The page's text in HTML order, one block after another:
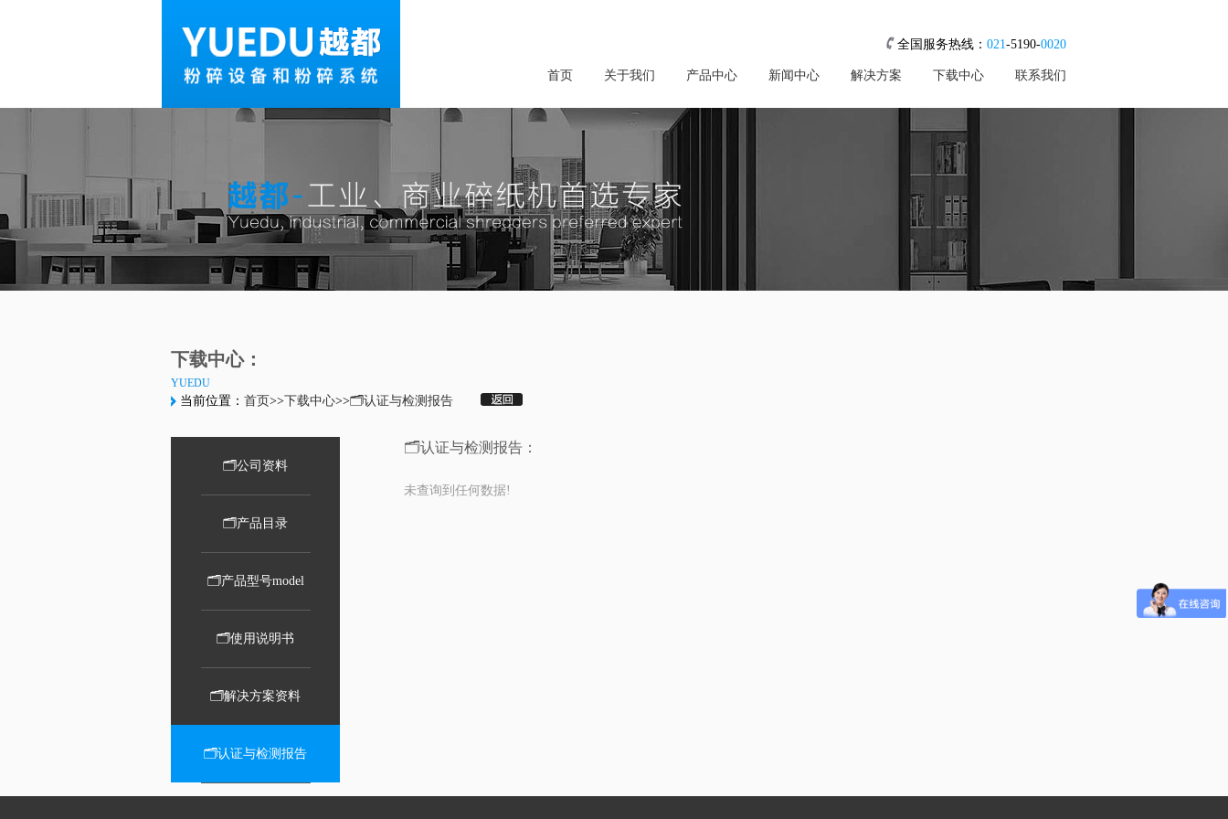
全国服务热线： 021-5190-0020
首页 关于我们 产品中心 新闻中心 解决方案 下载中心 联系我们
下载中心：
YUEDU
当前位置： 首页>>下载中心>>🗂️认证与检测报告
🗂️公司资料
🗂️产品目录
🗂️产品型号model
🗂️使用说明书
🗂️解决方案资料
🗂️认证与检测报告
🗂️认证与检测报告：
未查询到任何数据!